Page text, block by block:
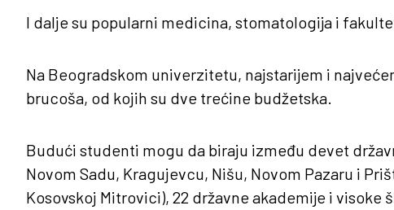
I dalje su popularni medicina, stomatologija i
Na Beogradskom univerzitetu, najstarijem i
brucoša, od kojih su dve trećine budžetska.
Budući studenti mogu da biraju između devet
Novom Sadu, Kragujevcu, Nišu, Novom Pazaru i
Kosovskoj Mitrovici), 22 državne akademije i visoke